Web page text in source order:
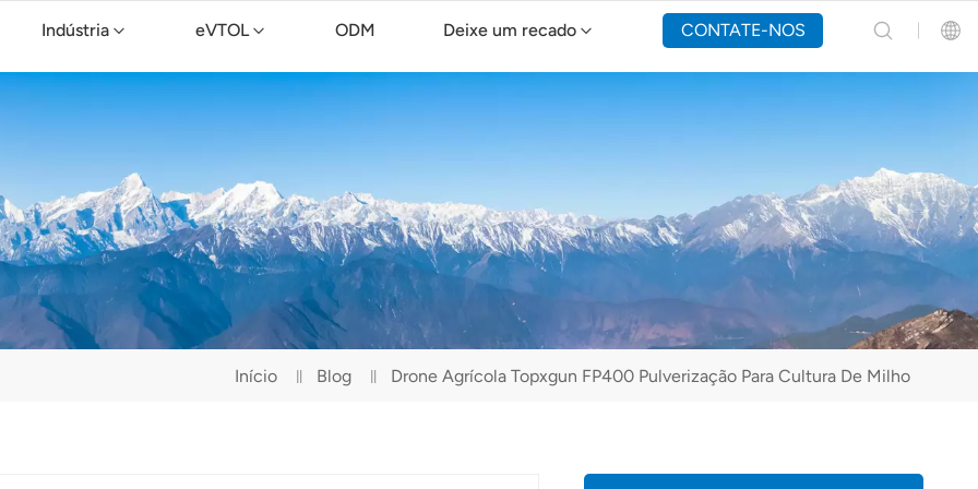
Indústria eVTOL ODM Deixe um recado CONTATE-NOS
Русский
Português(Portugal)
Português(Brasil)
Türkçe
Início Blog Drone Agrícola Topxgun FP400 Pulverização Para Cultura De Milho